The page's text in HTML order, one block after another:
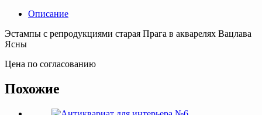
Описание
Эстампы с репродукциями старая Прага в акварелях Вацлава
Ясны
Цена по согласованию
Похожие